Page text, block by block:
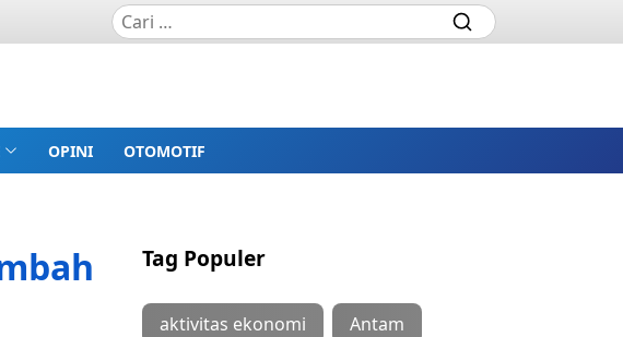
OPINI OTOMOTIF
Tag Populer
aktivitas ekonomi Antam